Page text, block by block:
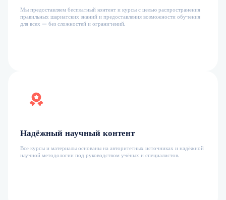
Мы предоставляем бесплатный контент и курсы с целью распространения
правильных шариатских знаний и предоставления возможности обучения
для всех — без сложностей и ограничений.
Надёжный научный контент
Все курсы и материалы основаны на авторитетных источниках и надёжной
научной методологии под руководством учёных и специалистов.